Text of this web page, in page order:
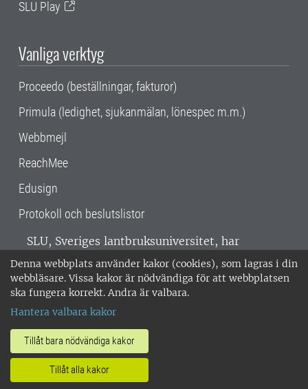
Denna webbplats använder kakor (cookies), som lagras i din
webbläsare. Vissa kakor är nödvändiga för att webbplatsen
ska fungera korrekt. Andra är valbara.
Hantera valbara kakor
Tillåt bara nödvändiga kakor
Tillåt alla kakor
SLU Play
Vanliga verktyg
Proceedo (beställningar, fakturor)
Primula (ledighet, sjukanmälan, lönespec m.m.)
Webbmejl
ReachMee
Edusign
Protokoll och beslutslistor
SLU, Sveriges lantbruksuniversitet, har
verksamhet över hela Sverige. Huvudorter är
Alnarp, Uppsala och Umeå.SLU är
miljöcertifierat enligt ISO 14001. •
018-67 10 00 • Org nr: 202100-2817 •
Om SLU:s webbplatser
•Hantera kakor•Behandling av
personuppgifter